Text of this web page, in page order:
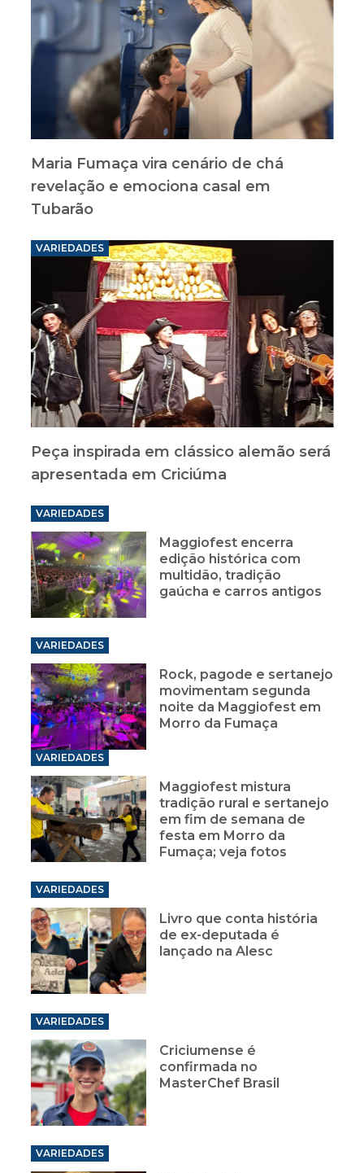
Maria Fumaça vira cenário de chá
revelação e emociona casal em
Tubarão
VARIEDADES
Peça inspirada em clássico alemão será
apresentada em Criciúma
VARIEDADES
Maggiofest encerra
edição histórica com
multidão, tradição
gaúcha e carros antigos
VARIEDADES
Rock, pagode e sertanejo
movimentam segunda
noite da Maggiofest em
Morro da Fumaça
VARIEDADES
Maggiofest mistura
tradição rural e sertanejo
em fim de semana de
festa em Morro da
Fumaça; veja fotos
VARIEDADES
Livro que conta história
de ex-deputada é
lançado na Alesc
VARIEDADES
Criciumense é
confirmada no
MasterChef Brasil
VARIEDADES